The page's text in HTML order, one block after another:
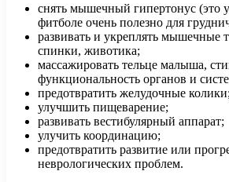
снять мышечный гипертонус (это
фитболе очень полезно для
развивать и укреплять мышечные
спинки, животика;
массажировать тельце малыша,
функциональность органов и
предотвратить желудочные колики;
улучшить пищеварение;
развивать вестибулярный аппарат;
улучить координацию;
предотвратить развитие или
неврологических проблем.